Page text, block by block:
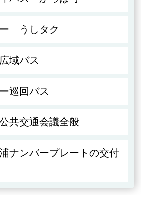
うしタク
域バス
巡回バス
共交通会議全般
ナンバープレートの交付